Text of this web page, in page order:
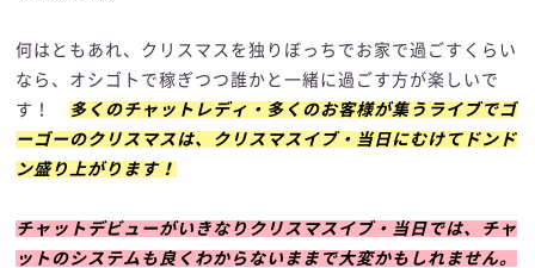
何はともあれ、クリスマスを独りぼっちでお家で過ごすくらい
なら、オシゴトで稼ぎつつ誰かと一緒に過ごす方が楽しいで
す！
多くのチャットレディ・多くのお客様が集うライブでゴ
ーゴーのクリスマスは、クリスマスイブ・当日にむけてドンド
ン盛り上がります！
チャットデビューがいきなりクリスマスイブ・当日では、チャ
ットのシステムも良くわからないままで大変かもしれません。